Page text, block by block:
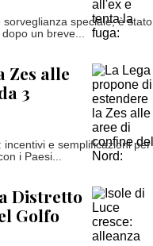
speciale, è stato
un breve...
Zes alle
3
e semplificazioni per
i Paesi...
Distretto
Golfo